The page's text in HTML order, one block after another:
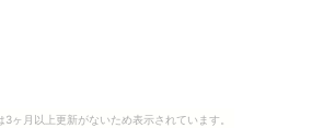
3ヶ月以上更新がないため表示されています。